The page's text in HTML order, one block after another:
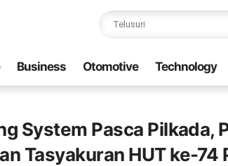
Business Otomotive Technology
System Pasca Pilkada,
Tasyakuran HUT ke-74